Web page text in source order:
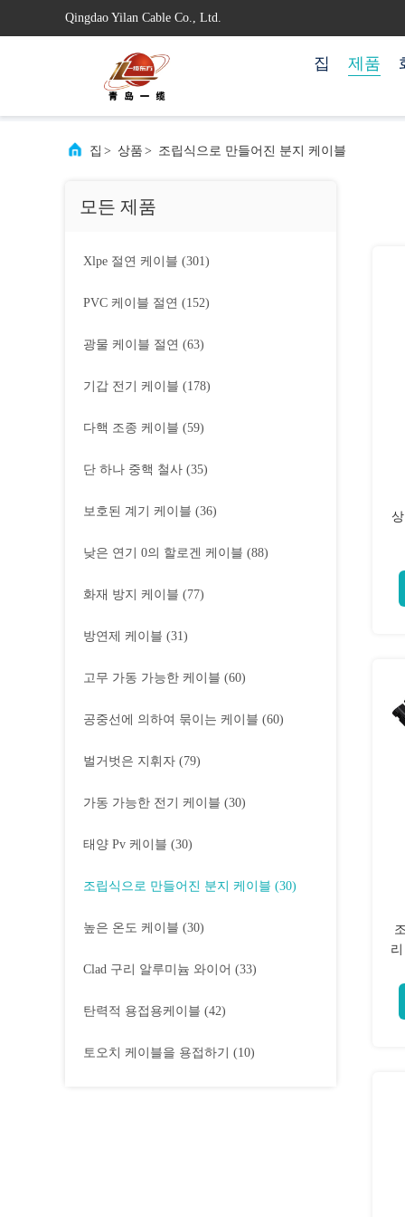
Qingdao Yilan Cable Co., Ltd.
집 제품
집 > 상품 > 조립식으로 만들어진 분지 케이블
모든 제품
Xlpe 절연 케이블 (301)
PVC 케이블 절연 (152)
광물 케이블 절연 (63)
기갑 전기 케이블 (178)
다핵 조종 케이블 (59)
단 하나 중핵 철사 (35)
보호된 계기 케이블 (36)
낮은 연기 0의 할로겐 케이블 (88)
화재 방지 케이블 (77)
방연제 케이블 (31)
고무 가동 가능한 케이블 (60)
공중선에 의하여 묶이는 케이블 (60)
벌거벗은 지휘자 (79)
가동 가능한 전기 케이블 (30)
태양 Pv 케이블 (30)
조립식으로 만들어진 분지 케이블 (30)
높은 온도 케이블 (30)
Clad 구리 알루미늄 와이어 (33)
탄력적 용접용케이블 (42)
토오치 케이블을 용접하기 (10)